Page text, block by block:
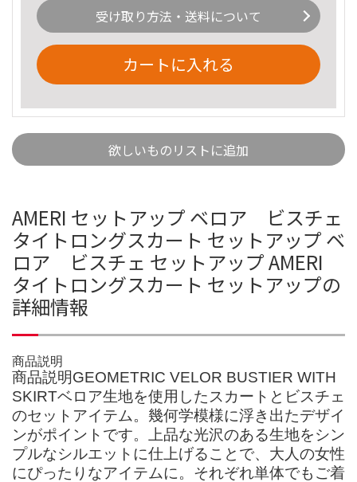
受け取り方法・送料について
カートに入れる
欲しいものリストに追加
AMERI セットアップ ベロア ビスチェ
タイトロングスカート セットアップ ベ
ロア ビスチェ セットアップ AMERI
タイトロングスカート セットアップの
詳細情報
商品説明
商品説明GEOMETRIC VELOR BUSTIER WITH
SKIRTベロア生地を使用したスカートとビスチェ
のセットアイテム。幾何学模様に浮き出たデザイ
ンがポイントです。上品な光沢のある生地をシン
プルなシルエットに仕上げることで、大人の女性
にぴったりなアイテムに。それぞれ単体でもご着